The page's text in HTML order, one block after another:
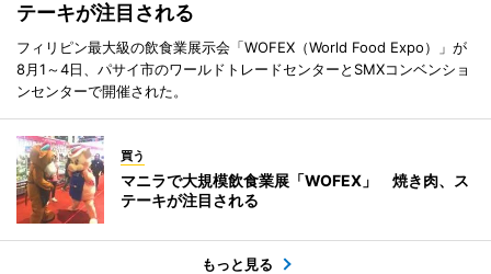
テーキが注目される
フィリピン最大級の飲食業展示会「WOFEX（World Food Expo）」が
8月1～4日、パサイ市のワールドトレードセンターとSMXコンベンショ
ンセンターで開催された。
買う
マニラで大規模飲食業展「WOFEX」 焼き肉、ス
テーキが注目される
もっと見る